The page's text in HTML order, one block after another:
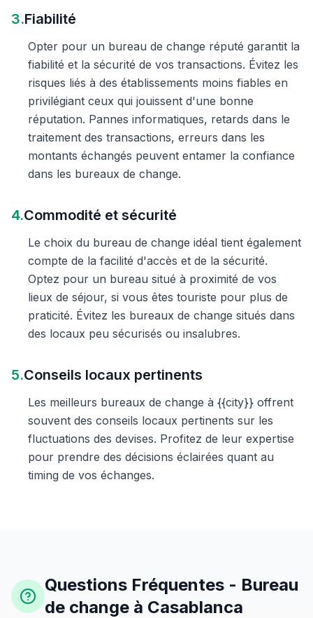
3.Fiabilité
Opter pour un bureau de change réputé garantit la
fiabilité et la sécurité de vos transactions. Évitez les
risques liés à des établissements moins fiables en
privilégiant ceux qui jouissent d'une bonne
réputation. Pannes informatiques, retards dans le
traitement des transactions, erreurs dans les
montants échangés peuvent entamer la confiance
dans les bureaux de change.
4.Commodité et sécurité
Le choix du bureau de change idéal tient également
compte de la facilité d'accès et de la sécurité.
Optez pour un bureau situé à proximité de vos
lieux de séjour, si vous êtes touriste pour plus de
praticité. Évitez les bureaux de change situés dans
des locaux peu sécurisés ou insalubres.
5.Conseils locaux pertinents
Les meilleurs bureaux de change à {{city}} offrent
souvent des conseils locaux pertinents sur les
fluctuations des devises. Profitez de leur expertise
pour prendre des décisions éclairées quant au
timing de vos échanges.
Questions Fréquentes - Bureau
de change à Casablanca